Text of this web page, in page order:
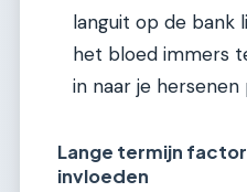
languit op de bank
het bloed immers
in naar je hersenen
Lange termijn
invloeden